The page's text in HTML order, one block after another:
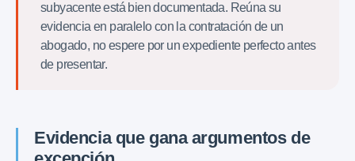
subyacente está bien documentada. Reúna su
evidencia en paralelo con la contratación de un
abogado, no espere por un expediente perfecto antes
de presentar.
Evidencia que gana argumentos de